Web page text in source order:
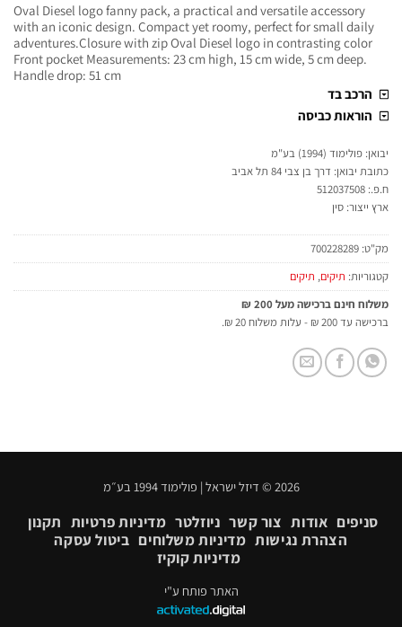
Oval Diesel logo fanny pack, a practical and versatile accessory
with an iconic design. Compact yet roomy, perfect for small daily
adventures.Closure with zip Oval Diesel logo in contrasting color
Front pocket Measurements: 23 cm high, 15 cm wide, 5 cm deep.
Handle drop: 51 cm
הרכב בד
הוראות כביסה
יבואן: פולימוד (1994) בע"מ
כתובת יבואן: דרך בן צבי 84 תל אביב
ח.פ.: 512037508
ארץ ייצור: סין
מק"ט: 700228289
קטגוריות: תיקים, תיקים
משלוח חינם ברכישה מעל 200 ₪
ברכישה עד 200 ₪ - עלות משלוח 20 ₪.
2026 © דיזל ישראל | פולימוד 1994 בע״מ
סניפים אודות צור קשר ניוזלטר מדיניות פרטיות תקנון
הצהרת נגישות מדיניות משלוחים ביטול עסקה
מדיניות קוקיז
האתר פותח ע"י